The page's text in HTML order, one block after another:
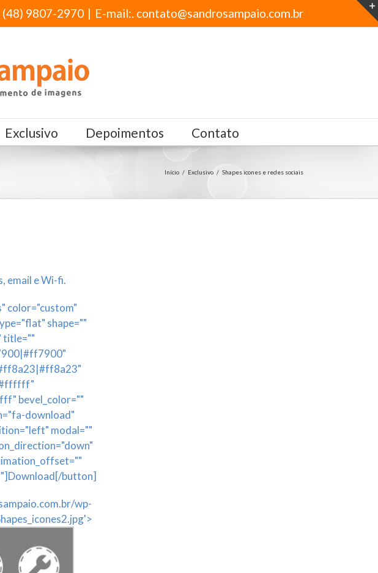
9807-2970 | E-mail:. contato@sandrosampaio.com.br
Exclusivo Depoimentos Contato
Início / Exclusivo / Shapes icones e redes sociais
email e Wi-fi.
color="custom"
shape=""
title=""
bevel_color=""
download"
modal=""
button]
wp-